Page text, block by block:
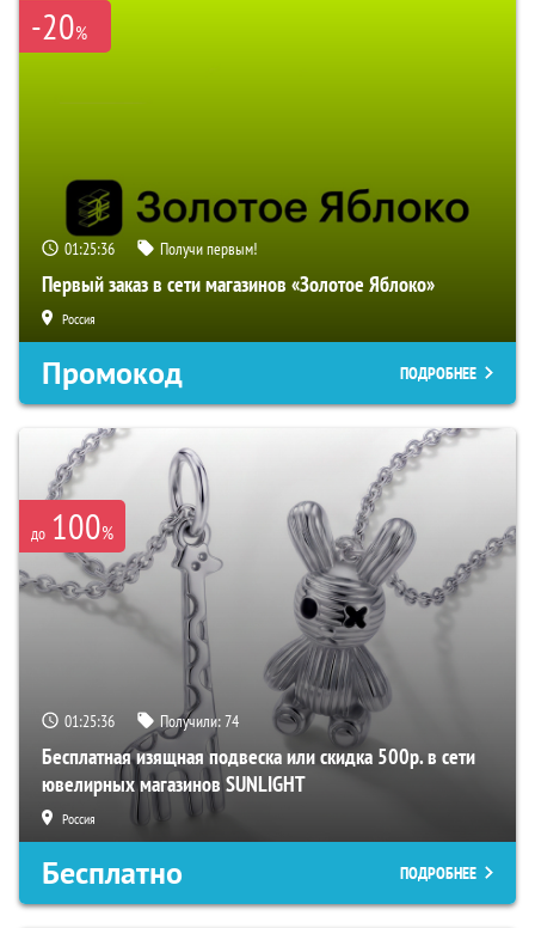
-20%
01:25:35 Получи первым!
Первый заказ в сети магазинов «Золотое Яблоко»
Россия
Промокод ПОДРОБНЕЕ
до 100%
01:25:35 Получили:74
Бесплатная изящная подвеска или скидка 500р. в сети
ювелирных магазинов SUNLIGHT
Россия
Бесплатно ПОДРОБНЕЕ